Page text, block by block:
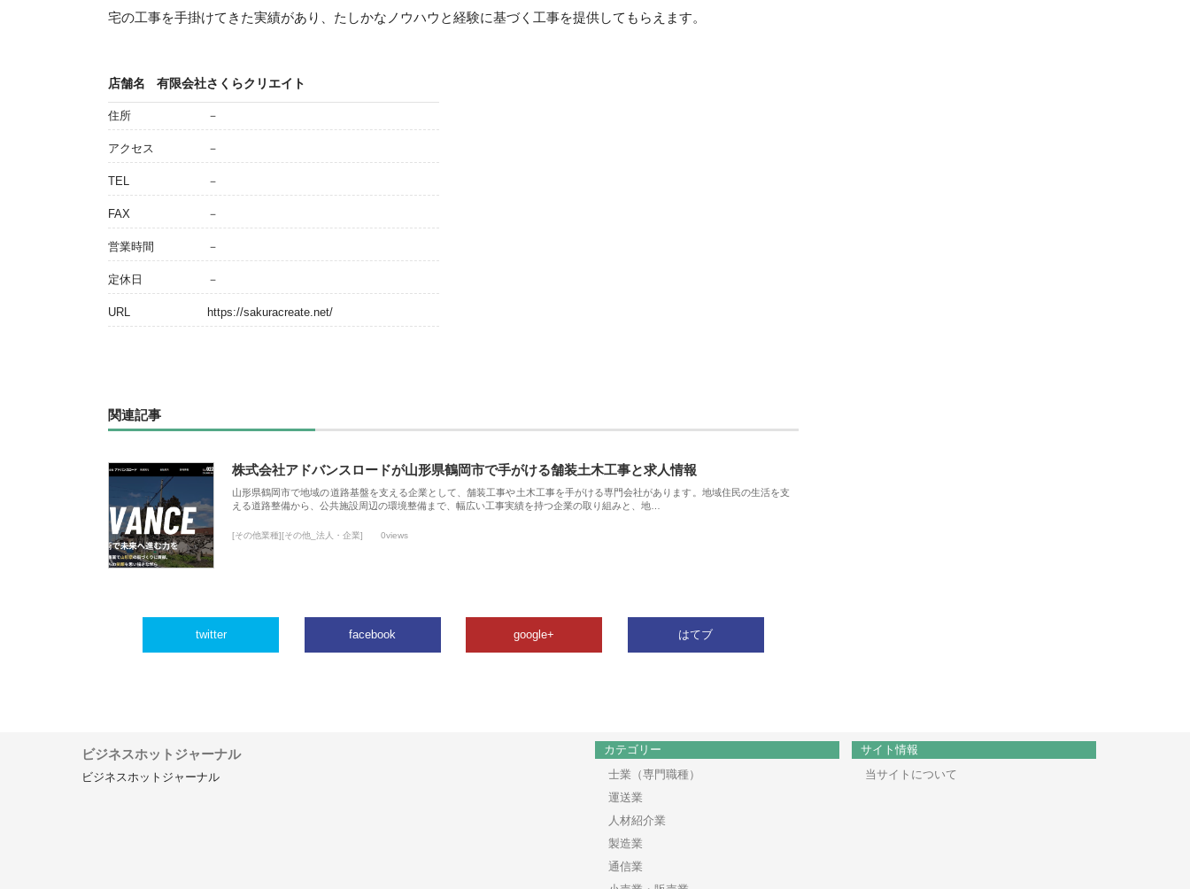
宅の工事を手掛けてきた実績があり、たしかなノウハウと経験に基づく工事を提供してもらえます。
店舗名 有限会社さくらクリエイト
住所 －
アクセス －
TEL －
FAX －
営業時間 －
定休日 －
URL https://sakuracreate.net/
関連記事
株式会社アドバンスロードが山形県鶴岡市で手がける舗装土木工事と求人情報
山形県鶴岡市で地域の道路基盤を支える企業として、舗装工事や土木工事を手がける専門会社があります。地域住民の生活を支
える道路整備から、公共施設周辺の環境整備まで、幅広い工事実績を持つ企業の取り組みと、地…
[その他業種][その他_法人・企業] 0views
twitter facebook google+ はてブ
ビジネスホットジャーナル
ビジネスホットジャーナル
カテゴリー
士業（専門職種）
運送業
人材紹介業
製造業
通信業
サイト情報
当サイトについて